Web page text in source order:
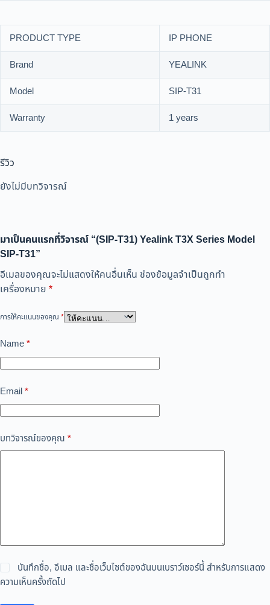
PRODUCT TYPE
IP PHONE
Brand
YEALINK
Model
SIP-T31
Warranty
1 years
รีวิว
ยังไม่มีบทวิจารณ์
มาเป็นคนแรกที่วิจารณ์ “(SIP-T31) Yealink T3X Series Model
SIP-T31”
อีเมลของคุณจะไม่แสดงให้คนอื่นเห็น ช่องข้อมูลจำเป็นถูกทำ
เครื่องหมาย *
การให้คะแนนของคุณ *
Name*
Email*
บทวิจารณ์ของคุณ *
บันทึกชื่อ, อีเมล และชื่อเว็บไซต์ของฉันบนเบราว์เซอร์นี้ สำหรับการแสดง
ความเห็นครั้งถัดไป